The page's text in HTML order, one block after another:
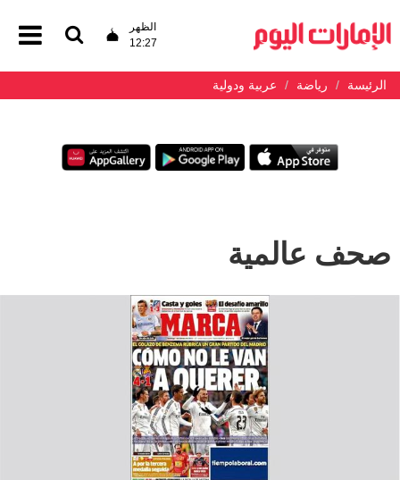
الظهر
12:27
الرئيسة رياضة عربية ودولية
صحف عالمية